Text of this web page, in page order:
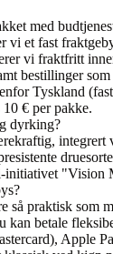
med
vi et fast
vi fraktfritt
bestillinger
Tyskland
€ per pakke.
dyrking?
integrert
initiativet "Vision
så praktisk som
kan betale
Apple